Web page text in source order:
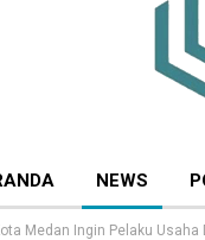
NEWS
Medan Ingin Pelaku